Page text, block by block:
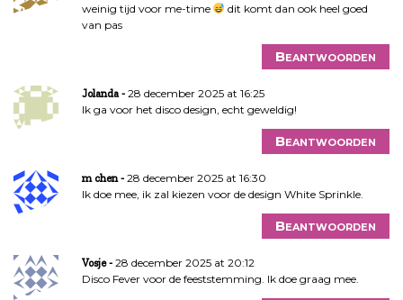
weinig tijd voor me-time
dit komt dan ook heel goed
van pas
Beantwoorden
Jolanda
28 december 2025 at 16:25
Ik ga voor het disco design, echt geweldig!
Beantwoorden
m chen
28 december 2025 at 16:30
Ik doe mee, ik zal kiezen voor de design White Sprinkle.
Beantwoorden
Vosje
28 december 2025 at 20:12
Disco Fever voor de feeststemming. Ik doe graag mee.